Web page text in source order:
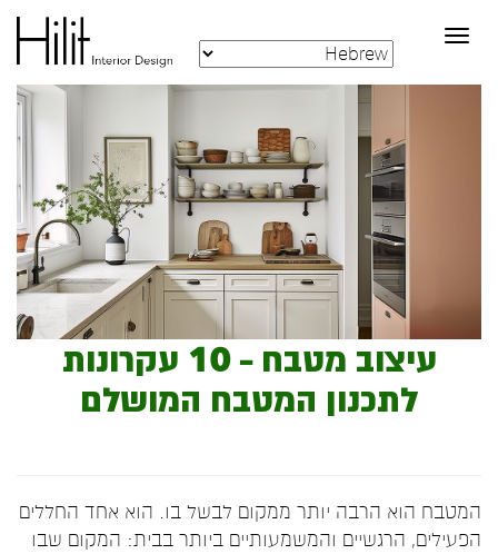
Toggle
navigation
עיצוב מטבח – 10 עקרונות
לתכנון המטבח המושלם
המטבח הוא הרבה יותר ממקום לבשל בו. הוא אחד החללים
הפעילים, הרגשיים והמשמעותיים ביותר בבית: המקום שבו